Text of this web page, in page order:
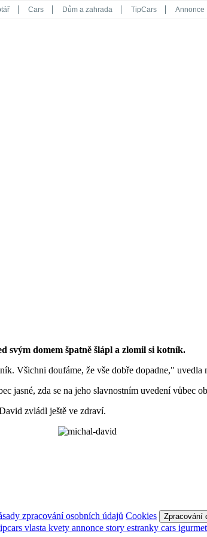
Cars Dům a zahrada TipCars Annonce
svým domem špatně šlápl a zlomil si kotník.
Všichni doufáme, že vše dobře dopadne,"
jasné, zda se na jeho slavnostním uvedení vůbec
zvládl ještě ve zdraví.
zpracování osobních údajů Cookies Zpracování
vlasta kvety annonce story estranky cars igurmet